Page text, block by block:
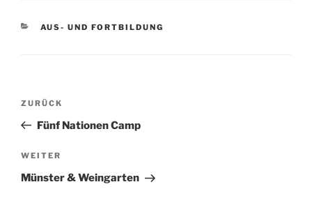
KATEGORIEN
AUS- UND FORTBILDUNG
Beitragsnavigation
Vorheriger
Beitrag
ZURÜCK
Fünf Nationen Camp
Nächster
Beitrag
WEITER
Münster & Weingarten